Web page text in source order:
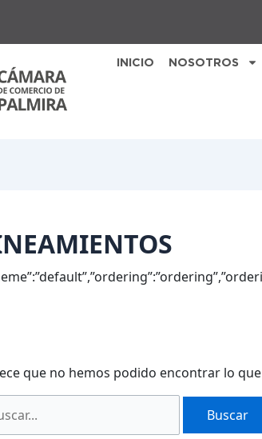
INICIO NOSOTROS
que no hemos podido encontrar lo